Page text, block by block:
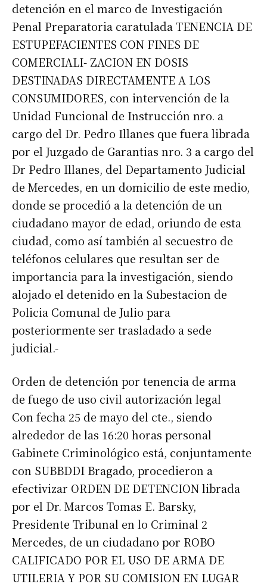
detención en el marco de Investigación
Penal Preparatoria caratulada TENENCIA DE
ESTUPEFACIENTES CON FINES DE
COMERCIALI- ZACION EN DOSIS
DESTINADAS DIRECTAMENTE A LOS
CONSUMIDORES, con intervención de la
Unidad Funcional de Instrucción nro. a
cargo del Dr. Pedro Illanes que fuera librada
por el Juzgado de Garantias nro. 3 a cargo del
Dr Pedro Illanes, del Departamento Judicial
de Mercedes, en un domicilio de este medio,
donde se procedió a la detención de un
ciudadano mayor de edad, oriundo de esta
ciudad, como así también al secuestro de
teléfonos celulares que resultan ser de
importancia para la investigación, siendo
alojado el detenido en la Subestacion de
Policia Comunal de Julio para
posteriormente ser trasladado a sede
judicial.-
Orden de detención por tenencia de arma
de fuego de uso civil autorización legal
Con fecha 25 de mayo del cte., siendo
alrededor de las 16:20 horas personal
Gabinete Criminológico está, conjuntamente
con SUBBDDI Bragado, procedieron a
efectivizar ORDEN DE DETENCION librada
por el Dr. Marcos Tomas E. Barsky,
Presidente Tribunal en lo Criminal 2
Mercedes, de un ciudadano por ROBO
CALIFICADO POR EL USO DE ARMA DE
UTILERIA Y POR SU COMISION EN LUGAR